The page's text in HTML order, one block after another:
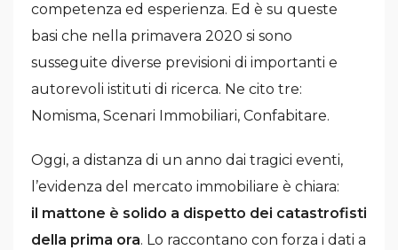
competenza ed esperienza. Ed è su queste
basi che nella primavera 2020 si sono
susseguite diverse previsioni di importanti e
autorevoli istituti di ricerca. Ne cito tre:
Nomisma, Scenari Immobiliari, Confabitare.
Oggi, a distanza di un anno dai tragici eventi,
l’evidenza del mercato immobiliare è chiara:
il mattone è solido a dispetto dei catastrofisti
della prima ora. Lo raccontano con forza i dati a